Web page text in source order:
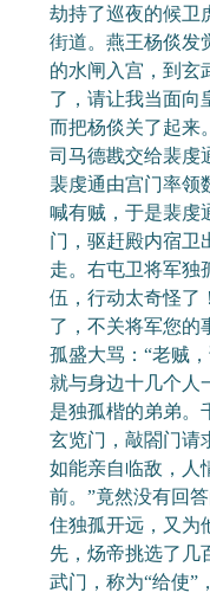
劫持了巡夜的候卫
街道。燕王杨倓发
的水闸入宫，到玄
了，请让我当面向
而把杨倓关了起来
司马德戡交给裴虔
裴虔通由宫门率领
喊有贼，于是裴虔
门，驱赶殿内宿卫
走。右屯卫将军独
伍，行动太奇怪了
了，不关将军您的
孤盛大骂：“老贼
就与身边十几个人
是独孤楷的弟弟。
玄览门，敲閤门请
如能亲自临敌，人
前。”竟然没有回
住独孤开远，又为
先，炀帝挑选了几
武门，称为“给使”